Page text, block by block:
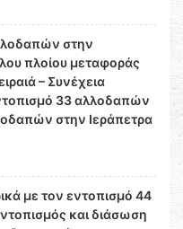
στην
πλοίου μεταφοράς
– Συνέχεια
33 αλλοδαπών
στην Ιεράπετρα
με τον εντοπισμό 44
και διάσωση